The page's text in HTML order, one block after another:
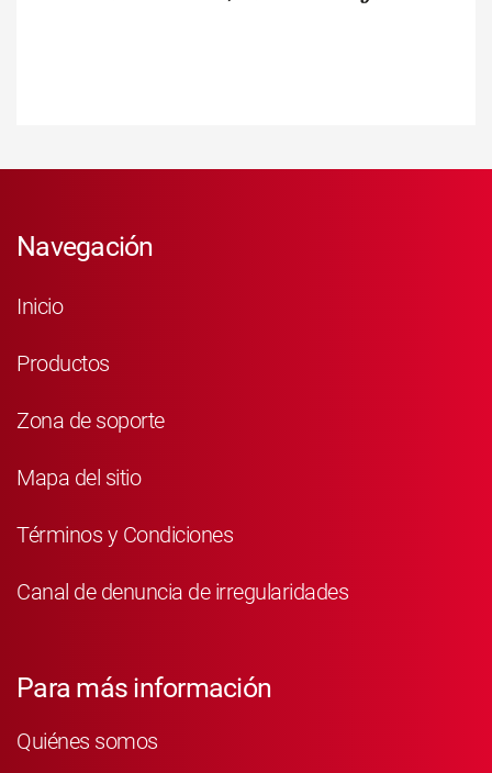
Navegación
Inicio
Productos
Zona de soporte
Mapa del sitio
Términos y Condiciones
Canal de denuncia de irregularidades
Para más información
Quiénes somos